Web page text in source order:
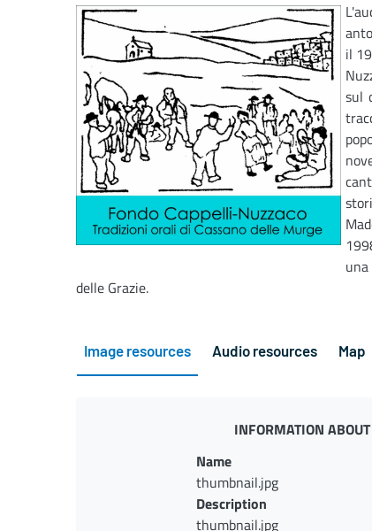
il
sul
delle Grazie.
Image resources Audio resources Map
INFORMATION
Name
thumbnail.jpg
Description
thumbnail.jpg